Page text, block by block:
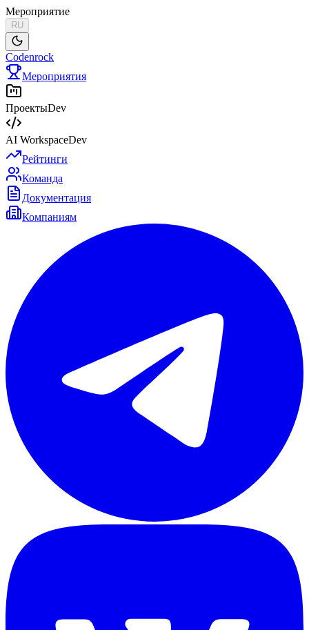
Мероприятие
RU
Codenrock
Мероприятия
ПроектыDev
AI WorkspaceDev
Рейтинги
Команда
Документация
Компаниям